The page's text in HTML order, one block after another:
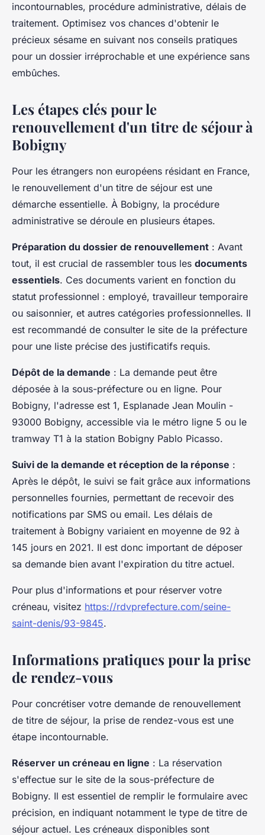
Baptiste•22 février 2024•3 min de lecture
incontournables, procédure administrative, délais de
traitement. Optimisez vos chances d'obtenir le
précieux sésame en suivant nos conseils pratiques
pour un dossier irréprochable et une expérience sans
embûches.
Les étapes clés pour le
renouvellement d'un titre de séjour à
Bobigny
Pour les étrangers non européens résidant en France,
le renouvellement d'un titre de séjour est une
démarche essentielle. À Bobigny, la procédure
administrative se déroule en plusieurs étapes.
Préparation du dossier de renouvellement : Avant
tout, il est crucial de rassembler tous les documents
essentiels. Ces documents varient en fonction du
statut professionnel : employé, travailleur temporaire
ou saisonnier, et autres catégories professionnelles. Il
est recommandé de consulter le site de la préfecture
pour une liste précise des justificatifs requis.
Dépôt de la demande : La demande peut être
déposée à la sous-préfecture ou en ligne. Pour
Bobigny, l'adresse est 1, Esplanade Jean Moulin -
93000 Bobigny, accessible via le métro ligne 5 ou le
tramway T1 à la station Bobigny Pablo Picasso.
Suivi de la demande et réception de la réponse :
Après le dépôt, le suivi se fait grâce aux informations
personnelles fournies, permettant de recevoir des
notifications par SMS ou email. Les délais de
traitement à Bobigny variaient en moyenne de 92 à
145 jours en 2021. Il est donc important de déposer
sa demande bien avant l'expiration du titre actuel.
Pour plus d'informations et pour réserver votre
créneau, visitez https://rdvprefecture.com/seine-
saint-denis/93-9845.
Informations pratiques pour la prise
de rendez-vous
Pour concrétiser votre demande de renouvellement
de titre de séjour, la prise de rendez-vous est une
étape incontournable.
Réserver un créneau en ligne : La réservation
s'effectue sur le site de la sous-préfecture de
Bobigny. Il est essentiel de remplir le formulaire avec
précision, en indiquant notamment le type de titre de
séjour actuel. Les créneaux disponibles sont